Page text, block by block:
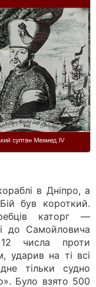
в Дніпро, а
був короткий.
каторг —
до Самойловича
числа проти
ударив на ті всі
тільки судно
Було взято 500